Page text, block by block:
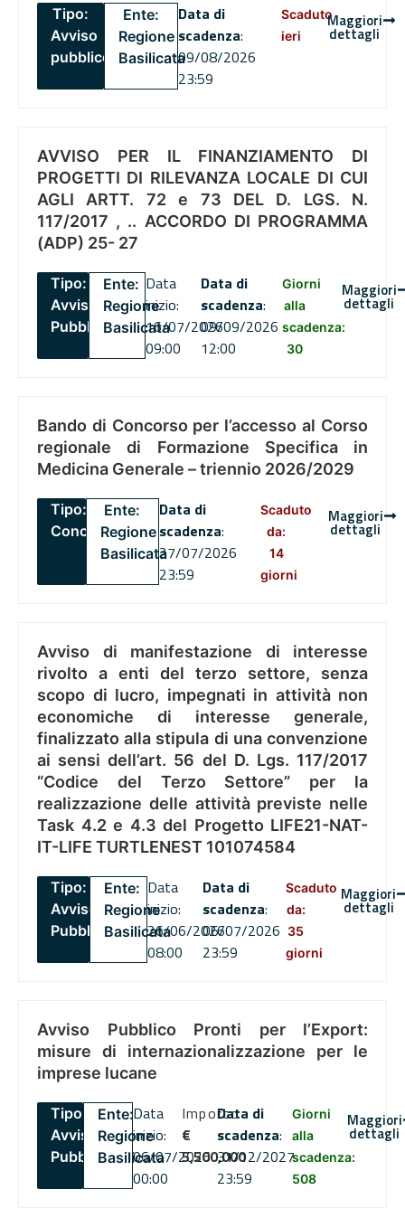
Tipo:
Avviso
pubblico
Ente:
Regione
Basilicata
Data di
scadenza:
09/08/2026
23:59
Scaduto
ieri
Maggiori
dettagli
AVVISO PER IL FINANZIAMENTO DI
PROGETTI DI RILEVANZA LOCALE DI CUI
AGLI ARTT. 72 e 73 DEL D. LGS. N.
117/2017 , .. ACCORDO DI PROGRAMMA
(ADP) 25- 27
Tipo:
Avviso
Pubblico
Ente:
Regione
Basilicata
Data
inizio:
16/07/2026
09:00
Data di
scadenza:
09/09/2026
12:00
Giorni
alla
scadenza:
30
Maggiori
dettagli
Bando di Concorso per l’accesso al Corso
regionale di Formazione Specifica in
Medicina Generale – triennio 2026/2029
Tipo:
Concorsi
Ente:
Regione
Basilicata
Data di
scadenza:
27/07/2026
23:59
Scaduto
da:
14
giorni
Maggiori
dettagli
Avviso di manifestazione di interesse
rivolto a enti del terzo settore, senza
scopo di lucro, impegnati in attività non
economiche di interesse generale,
finalizzato alla stipula di una convenzione
ai sensi dell’art. 56 del D. Lgs. 117/2017
“Codice del Terzo Settore” per la
realizzazione delle attività previste nelle
Task 4.2 e 4.3 del Progetto LIFE21-NAT-
IT-LIFE TURTLENEST 101074584
Tipo:
Avviso
Pubblico
Ente:
Regione
Basilicata
Data
inizio:
26/06/2026
08:00
Data di
scadenza:
06/07/2026
23:59
Scaduto
da:
35
giorni
Maggiori
dettagli
Avviso Pubblico Pronti per l’Export:
misure di internazionalizzazione per le
imprese lucane
Tipo:
Avviso
Pubblico
Ente:
Regione
Basilicata
Data
inizio:
06/07/2026
00:00
Importo
€
5,500,000
Data di
scadenza:
31/12/2027
23:59
Giorni
alla
scadenza:
508
Maggiori
dettagli